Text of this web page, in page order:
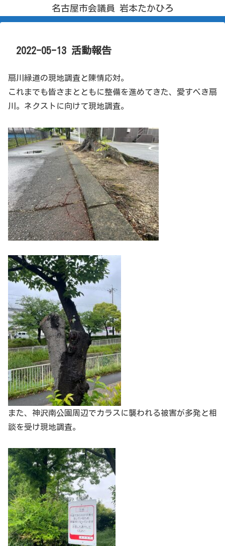
名古屋市会議員 岩本たかひろ
2022-05-13 活動報告
扇川緑道の現地調査と陳情応対。
これまでも皆さまとともに整備を進めてきた、愛すべき扇
川。ネクストに向けて現地調査。
また、神沢南公園周辺でカラスに襲われる被害が多発と相
談を受け現地調査。